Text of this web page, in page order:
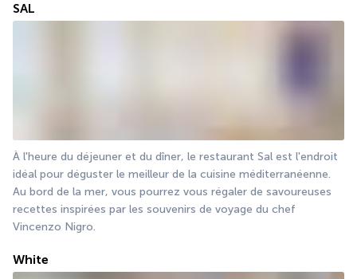
SAL
À l'heure du déjeuner et du dîner, le restaurant Sal est l'endroit
idéal pour déguster le meilleur de la cuisine méditerranéenne.
Au bord de la mer, vous pourrez vous régaler de savoureuses
recettes inspirées par les souvenirs de voyage du chef
Vincenzo Nigro.
White